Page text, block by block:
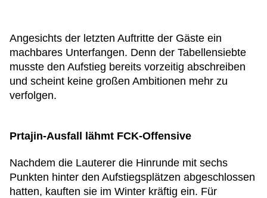
Angesichts der letzten Auftritte der Gäste ein
machbares Unterfangen. Denn der Tabellensiebte
musste den Aufstieg bereits vorzeitig abschreiben
und scheint keine großen Ambitionen mehr zu
verfolgen.
Prtajin-Ausfall lähmt FCK-Offensive
Nachdem die Lauterer die Hinrunde mit sechs
Punkten hinter den Aufstiegsplätzen abgeschlossen
hatten, kauften sie im Winter kräftig ein. Für